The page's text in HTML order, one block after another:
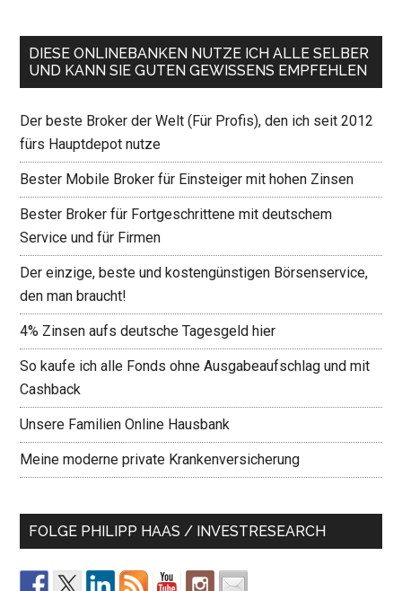
DIESE ONLINEBANKEN NUTZE ICH ALLE SELBER
UND KANN SIE GUTEN GEWISSENS EMPFEHLEN
Der beste Broker der Welt (Für Profis), den ich seit 2012
fürs Hauptdepot nutze
Bester Mobile Broker für Einsteiger mit hohen Zinsen
Bester Broker für Fortgeschrittene mit deutschem
Service und für Firmen
Der einzige, beste und kostengünstigen Börsenservice,
den man braucht!
4% Zinsen aufs deutsche Tagesgeld hier
So kaufe ich alle Fonds ohne Ausgabeaufschlag und mit
Cashback
Unsere Familien Online Hausbank
Meine moderne private Krankenversicherung
FOLGE PHILIPP HAAS / INVESTRESEARCH